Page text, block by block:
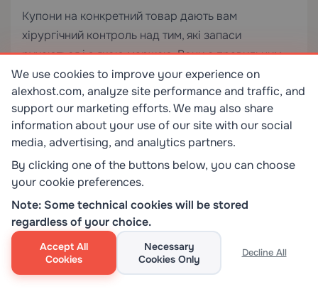
Купони на конкретний товар дають вам
хірургічний контроль над тим, які запаси
рухаються і з якою маржею. Вони є правильним
інструментом для розпродажу товарів, що
повільно рухаються, запуску нових товарів або
привернення уваги до категорій, що недостатньо
ефективні, без знижки на весь ваш каталог.
Практичні приклади:
Заощадьте 20% на всьому верхньому одязі
цього тижня
30% знижки на всі товари категорії
We use cookies to improve your experience on
alexhost.com, analyze site performance and traffic, and
support our marketing efforts. We may also share
information about your use of our site with our social
media, advertising, and analytics partners.
By clicking one of the buttons below, you can choose
your cookie preferences.
Note: Some technical cookies will be stored
regardless of your choice.
Accept All
Cookies
Necessary
Cookies Only
Decline All